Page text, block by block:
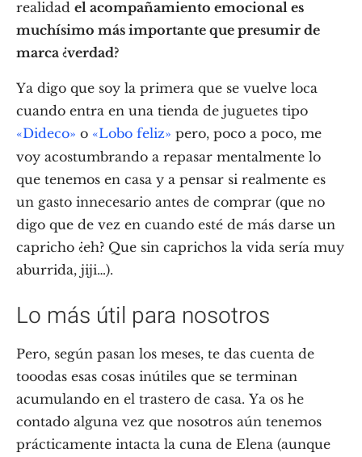
realidad el acompañamiento emocional es
muchísimo más importante que presumir de
marca ¿verdad?
Ya digo que soy la primera que se vuelve loca
cuando entra en una tienda de juguetes tipo
«Dideco» o «Lobo feliz» pero, poco a poco, me
voy acostumbrando a repasar mentalmente lo
que tenemos en casa y a pensar si realmente es
un gasto innecesario antes de comprar (que no
digo que de vez en cuando esté de más darse un
capricho ¿eh? Que sin caprichos la vida sería muy
aburrida, jiji…).
Lo más útil para nosotros
Pero, según pasan los meses, te das cuenta de
tooodas esas cosas inútiles que se terminan
acumulando en el trastero de casa. Ya os he
contado alguna vez que nosotros aún tenemos
prácticamente intacta la cuna de Elena (aunque